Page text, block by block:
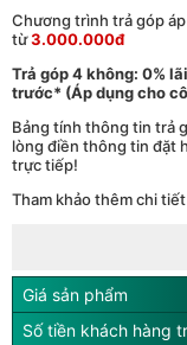
Chương trình trả góp
từ3.000.000đ
Trả góp 4 không: 0%
trước* (Áp dụng cho
Bảng tính thông tin trả
lòng điền thông tin đặt
trực tiếp!
Tham khảo thêm chi
Giá sản phẩm
Số tiền khách hàng